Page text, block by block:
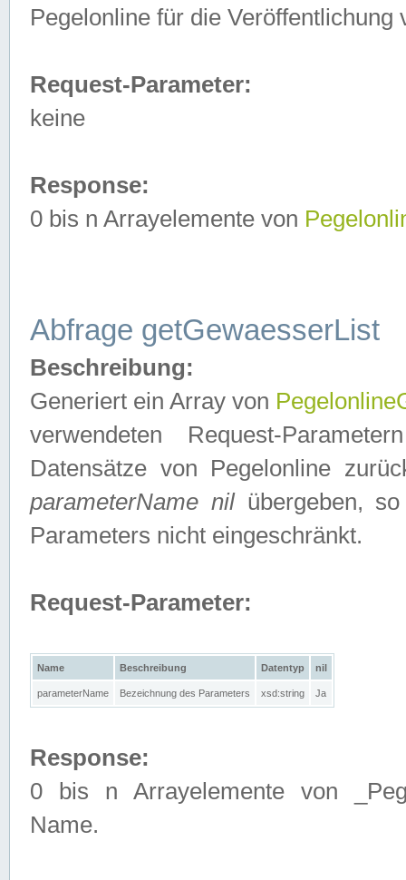
Pegelonline für die Veröffentlichung
Request-Parameter:
keine
Response:
0 bis n Arrayelemente von
Abfrage getGewaesserList
Beschreibung:
Generiert ein Array von
verwendeten Request-
Datensätze von Pegelonline
parameterName nilübergeben, so
Parameters nicht eingeschränkt.
Request-Parameter:
Name Beschreibung Datentyp nil
parameterName Bezeichnung des Parameters xsd:string Ja
Response:
0 bis n Arrayelemente von
Name.